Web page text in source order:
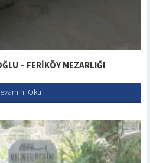
– FERIKÖY MEZARLIĞI
Oku